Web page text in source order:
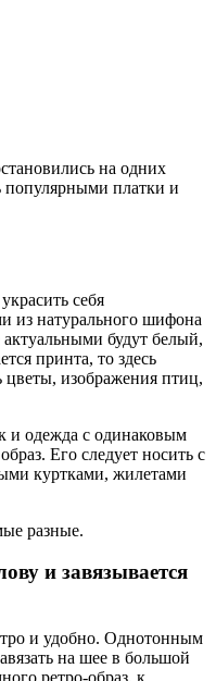
на одних
платки и
себя
из натурального шифона
будут белый,
принта, то здесь
цветы, изображения птиц,
и одежда с одинаковым
Его следует носить с
куртками, жилетами
разные.
и завязывается
и удобно. Однотонным
на шее в большой
ретро-образ, к